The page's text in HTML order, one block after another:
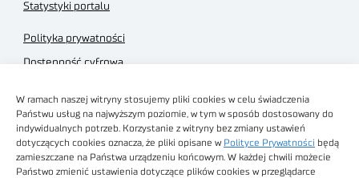
W ramach naszej witryny stosujemy pliki cookies w celu świadczenia
Państwu usług na najwyższym poziomie, w tym w sposób dostosowany do
indywidualnych potrzeb. Korzystanie z witryny bez zmiany ustawień
dotyczących cookies oznacza, że pliki opisane w Polityce Prywatności będą
zamieszczane na Państwa urządzeniu końcowym. W każdej chwili możecie
Państwo zmienić ustawienia dotyczące plików cookies w przeglądarce
Statystyki portalu
Polityka prywatności
Dostępność cyfrowa
Regulamin sklepu